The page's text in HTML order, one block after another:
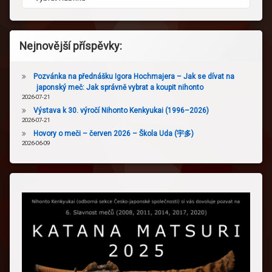
Nejnovější příspěvky:
Pozvánka na přednášku Igora Hochmajera – Jak se dívat na
japonský meč: Jak správně vybrat a koupit nihonto
2026-07-21
Výstava k 30. výročí Nihonto Kenkyukai (1996–2026)
2026-07-21
Hovory o meči – červen 2026 – Škola Uda (宇多)
2026-06-09